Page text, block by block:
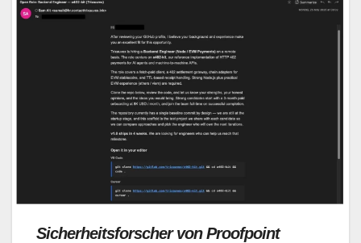
Sicherheitsforscher von Proofpoint